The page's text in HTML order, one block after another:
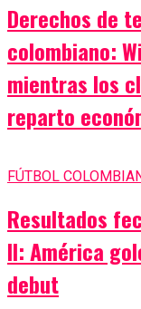
Derechos de
colombiano:
mientras los
reparto
FÚTBOL
Resultados
II: América
debut